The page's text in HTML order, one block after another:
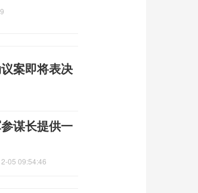
案即将表决
谋长提供一
05 09:54:46